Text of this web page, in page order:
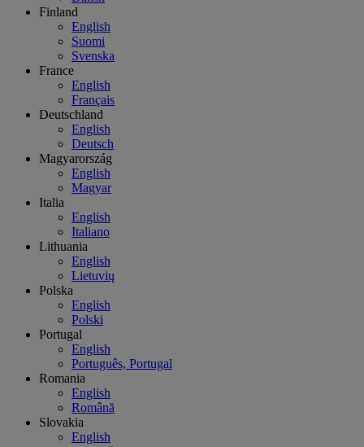
Finland
English
Suomi
Svenska
France
English
Français
Deutschland
English
Deutsch
Magyarország
English
Magyar
Italia
English
Italiano
Lithuania
English
Lietuvių
Polska
English
Polski
Portugal
English
Português, Portugal
Romania
English
Română
Slovakia
English